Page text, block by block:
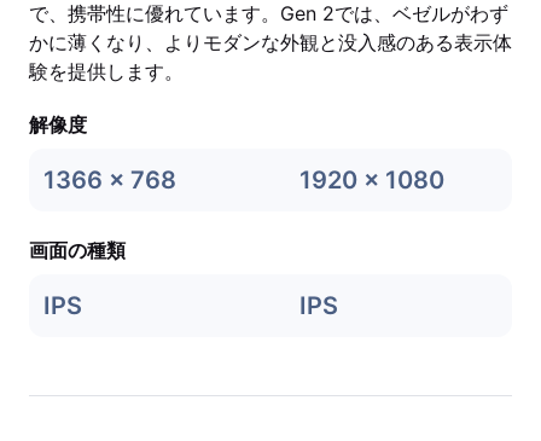
で、携帯性に優れています。Gen 2では、ベゼルがわず
かに薄くなり、よりモダンな外観と没入感のある表示体
験を提供します。
解像度
1366 x 768 1920 x 1080
画面の種類
IPS IPS